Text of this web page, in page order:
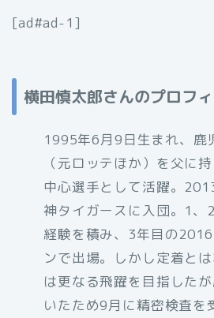
[ad#ad-1]
横田慎太郎さんのプロフ
1995年6月9日生まれ、鹿
（元ロッテほか）を父に
中心選手として活躍。
神タイガースに入団。1、
経験を積み、3年目の
ンで出場。しかし定着と
は更なる飛躍を目指した
いたため9月に精密検査を